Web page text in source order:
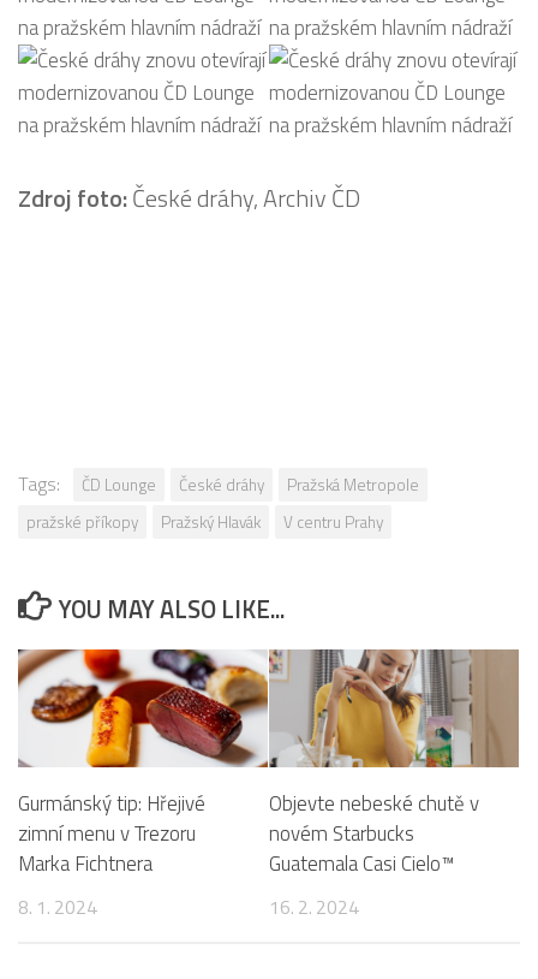
Zdroj foto:České dráhy, Archiv ČD
Tags: ČD Lounge České dráhy
Pražská Metropole
pražské příkopy
Pražský Hlavák V centru Prahy
YOU MAY ALSO LIKE...
Gurmánský tip: Hřejivé
zimní menu v Trezoru
Marka Fichtnera
8. 1. 2024
Objevte nebeské chutě v
novém Starbucks
Guatemala Casi Cielo™
16. 2. 2024